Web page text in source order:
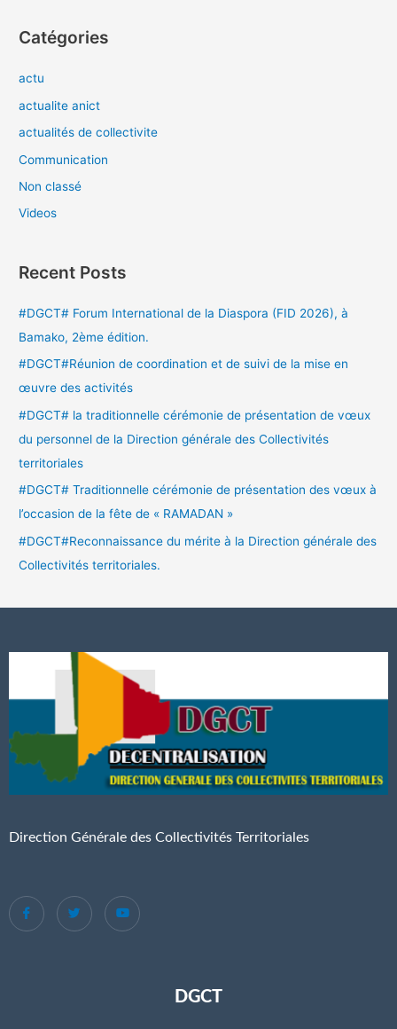
Catégories
actu
actualite anict
actualités de collectivite
Communication
Non classé
Videos
Recent Posts
#DGCT# Forum International de la Diaspora (FID 2026), à
Bamako, 2ème édition.
#DGCT#Réunion de coordination et de suivi de la mise en
œuvre des activités
#DGCT# la traditionnelle cérémonie de présentation de vœux
du personnel de la Direction générale des Collectivités
territoriales
#DGCT# Traditionnelle cérémonie de présentation des vœux à
l’occasion de la fête de « RAMADAN »
#DGCT#Reconnaissance du mérite à la Direction générale des
Collectivités territoriales.
Direction Générale des Collectivités Territoriales
DGCT